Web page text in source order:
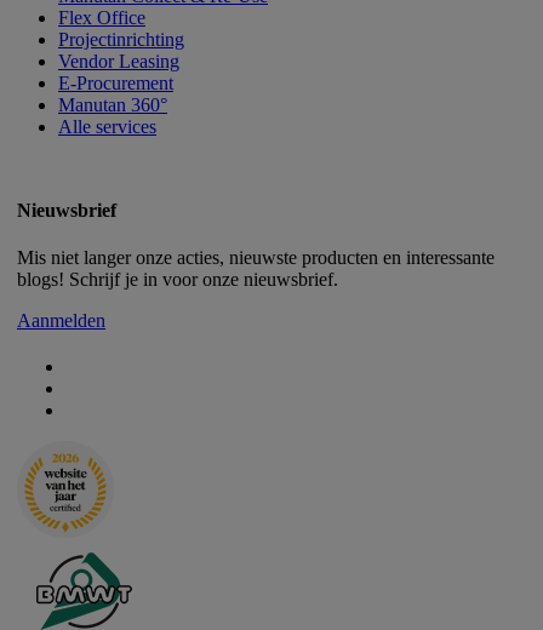
Flex Office
Projectinrichting
Vendor Leasing
E-Procurement
Manutan 360°
Alle services
Nieuwsbrief
Mis niet langer onze acties, nieuwste producten en interessante
blogs! Schrijf je in voor onze nieuwsbrief.
Aanmelden